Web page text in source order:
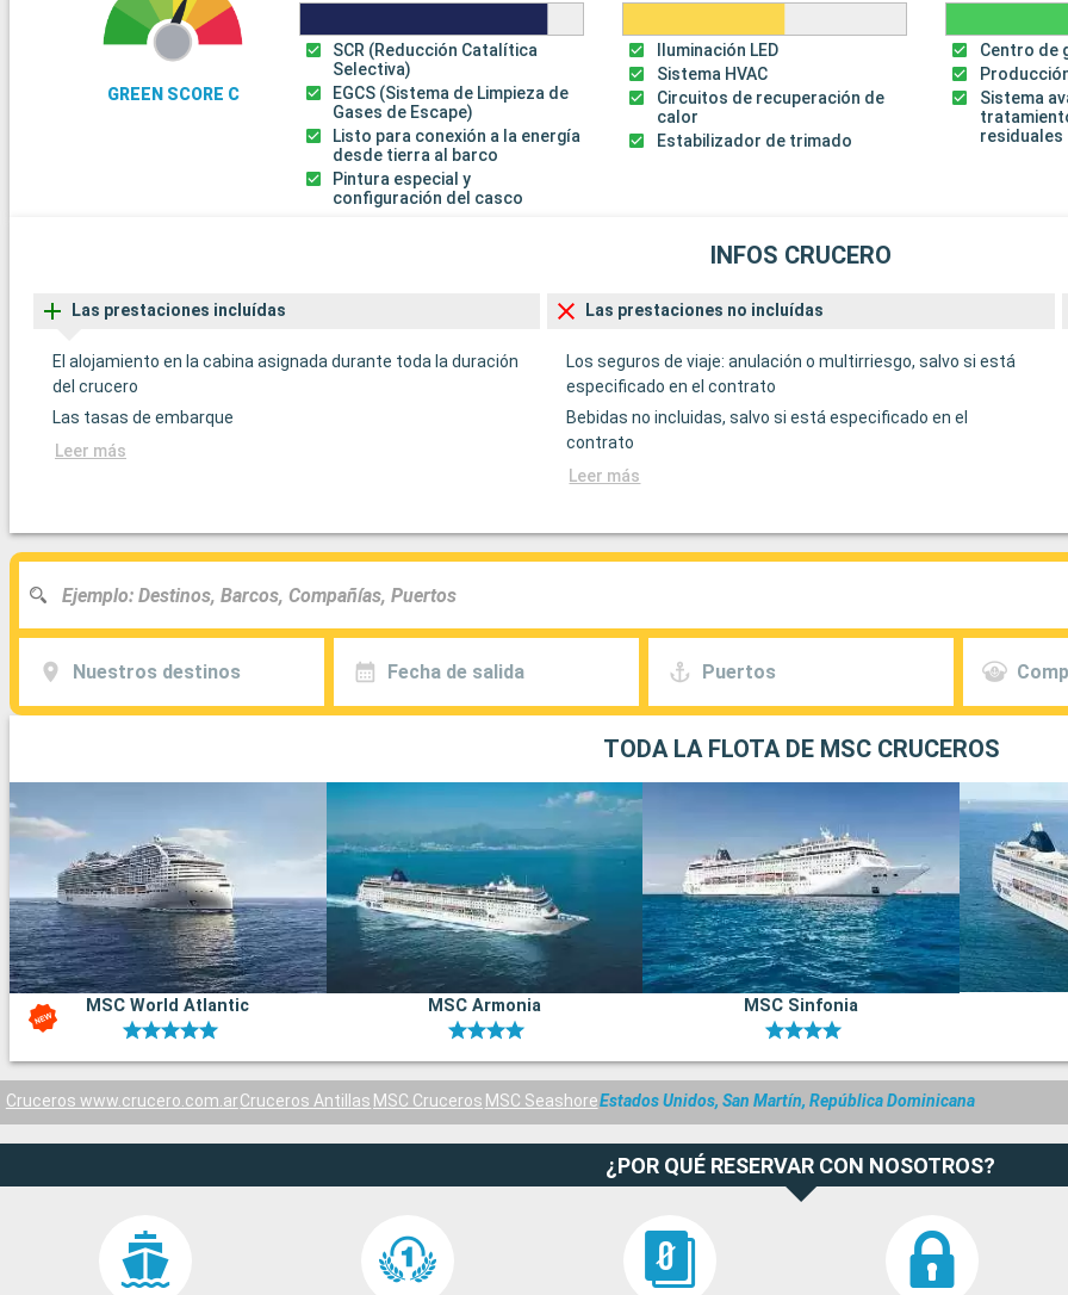
GREEN SCORE C
SCR (Reducción Catalítica
Selectiva)
EGCS (Sistema de Limpieza de
Gases de Escape)
Listo para conexión a la energía
desde tierra al barco
Pintura especial y
configuración del casco
Iluminación LED
Sistema HVAC
Circuitos de recuperación de
calor
Estabilizador de trimado
Centro de
Sistema
residuales
INFOS CRUCERO
Las prestaciones incluídas
El alojamiento en la cabina asignada durante toda la duración
del crucero
Las tasas de embarque
Leer más
Las prestaciones no incluídas
Los seguros de viaje: anulación o multirriesgo, salvo si está
especificado en el contrato
Bebidas no incluidas, salvo si está especificado en el
contrato
Leer más
Nuestros destinos Fecha de salida Puertos
TODA LA FLOTA DE MSC CRUCEROS
MSC World Atlantic MSC Armonia MSC Sinfonia
Cruceros www.crucero.com.arCruceros Antillas MSC Cruceros MSC SeashoreEstados Unidos, San Martín, República Dominicana
¿POR QUÉ RESERVAR CON NOSOTROS?